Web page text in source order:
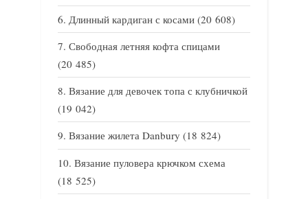
Длинный кардиган с косами (20 608)
Свободная летняя кофта спицами
(20 485)
Вязание для девочек топа с клубничкой
(19 042)
Вязание жилета Danbury (18 824)
Вязание пуловера крючком схема
(18 525)